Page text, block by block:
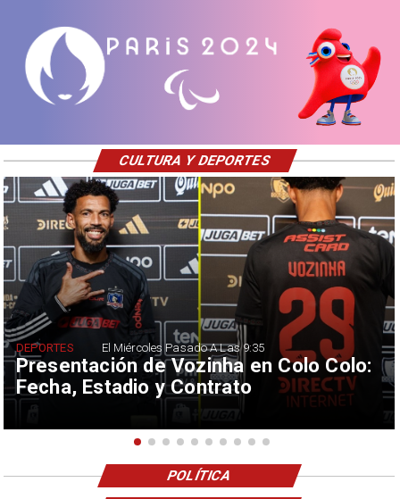
Presentación de Vozinha en Colo Colo:
Fecha, Estadio y Contrato
DEPORTES El Miércoles Pasado A Las 9:35
CULTURA Y DEPORTES
POLÍTICA